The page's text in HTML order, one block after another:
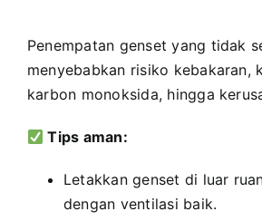
Penempatan genset yang tidak
menyebabkan risiko kebakaran,
karbon monoksida, hingga
Tips aman:
Letakkan genset di luar
dengan ventilasi baik.